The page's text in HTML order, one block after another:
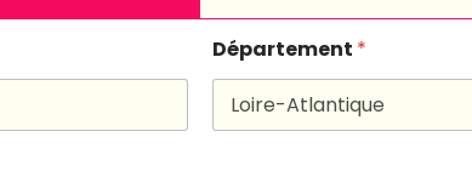
Département *